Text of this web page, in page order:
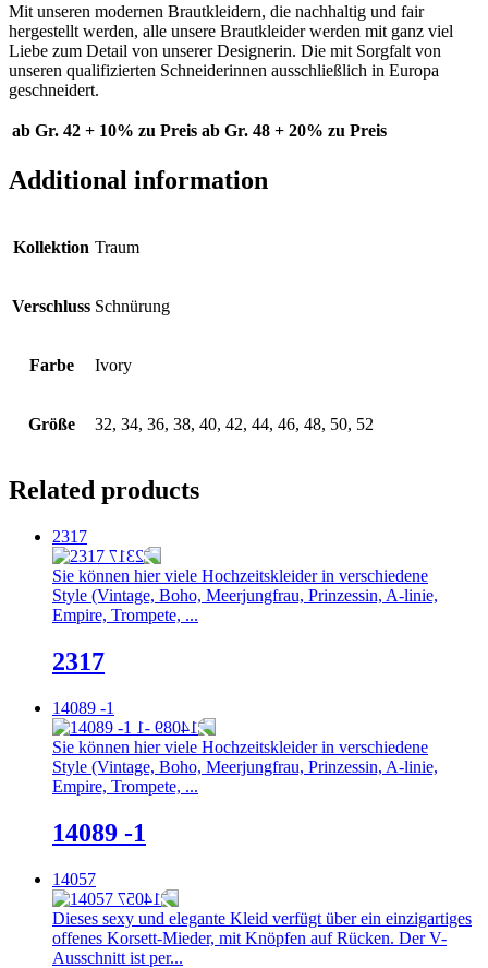
Mit unseren modernen Brautkleidern, die nachhaltig und fair
hergestellt werden, alle unsere Brautkleider werden mit ganz viel
Liebe zum Detail von unserer Designerin. Die mit Sorgfalt von
unseren qualifizierten Schneiderinnen ausschließlich in Europa
geschneidert.
ab Gr. 42 + 10% zu Preis ab Gr. 48 + 20% zu Preis
Additional information
Kollektion Traum
Verschluss Schnürung
Farbe Ivory
Größe 32, 34, 36, 38, 40, 42, 44, 46, 48, 50, 52
Related products
2317
Sie können hier viele Hochzeitskleider in verschiedene
Style (Vintage, Boho, Meerjungfrau, Prinzessin, A-linie,
Empire, Trompete, ...
2317
14089 -1
Sie können hier viele Hochzeitskleider in verschiedene
Style (Vintage, Boho, Meerjungfrau, Prinzessin, A-linie,
Empire, Trompete, ...
14089 -1
14057
Dieses sexy und elegante Kleid verfügt über ein einzigartiges
offenes Korsett-Mieder, mit Knöpfen auf Rücken. Der V-
Ausschnitt ist per...